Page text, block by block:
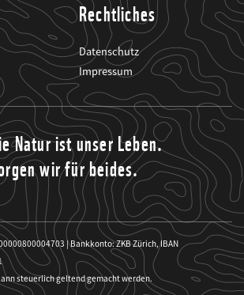
Rechtliches
Datenschutz
Impressum
Natur ist unser Leben.
wir für beides.
| Bankkonto: ZKB Zürich, IBAN
steuerlich geltend gemacht werden.